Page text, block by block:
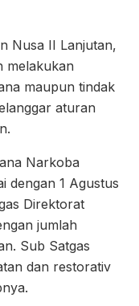
Nusa II Lanjutan,
melakukan
maupun tindak
aturan
Narkoba
dengan 1 Agustus
Direktorat
jumlah
Sub Satgas
dan restorativ